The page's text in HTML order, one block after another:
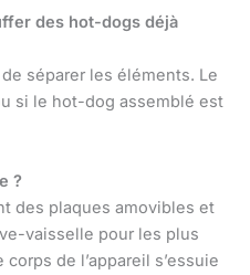
des hot-dogs déjà
séparer les éléments. Le
si le hot-dog assemblé est
?
des plaques amovibles et
vaisselle pour les plus
de l’appareil s’essuie